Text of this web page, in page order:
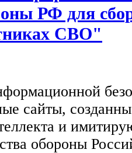
РФ для
СВО"
сайты,
и
обороны